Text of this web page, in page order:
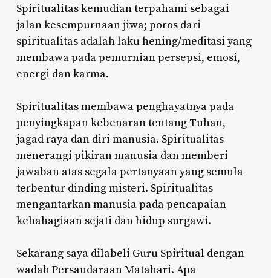
Spiritualitas kemudian terpahami sebagai
jalan kesempurnaan jiwa; poros dari
spiritualitas adalah laku hening/meditasi yang
membawa pada pemurnian persepsi, emosi,
energi dan karma.
Spiritualitas membawa penghayatnya pada
penyingkapan kebenaran tentang Tuhan,
jagad raya dan diri manusia. Spiritualitas
menerangi pikiran manusia dan memberi
jawaban atas segala pertanyaan yang semula
terbentur dinding misteri. Spiritualitas
mengantarkan manusia pada pencapaian
kebahagiaan sejati dan hidup surgawi.
Sekarang saya dilabeli Guru Spiritual dengan
wadah Persaudaraan Matahari. Apa